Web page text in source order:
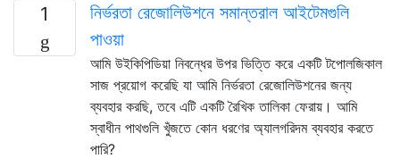
1
নির্ভরতা রেজোলিউশনে সমান্তরাল আইটেমগুলি
পাওয়া
আমি উইকিপিডিয়া নিবন্ধের উপর ভিত্তি করে একটি টপোলজিকাল
সাজ প্রয়োগ করেছি যা আমি নির্ভরতা রেজোলিউশনের জন্য
ব্যবহার করছি, তবে এটি একটি রৈখিক তালিকা ফেরায়। আমি
স্বাধীন পাথগুলি খুঁজতে কোন ধরণের অ্যালগরিদম ব্যবহার করতে
পারি?